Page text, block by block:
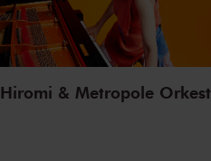
Hiromi & Metropole Orkest